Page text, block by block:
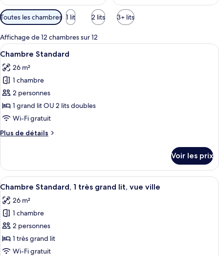
Filtres
disponibles
pour
les
chambres
Toutes les chambres 1 lit 2 lits 3+ lits
Affichage de 12 chambres sur 12
Afficher
toutes
les
photos
pour
ce
type
chambre :
Une chambre d’hôtel avec un
4
Chambre Standard
26 m²
1 chambre
2 personnes
1 grand lit OU 2 lits doubles
Wi-Fi gratuit
Plus de détails
Plus
le
type
de
Chambre
Standard
Voir les prix
Afficher
toutes
les
photos
pour
ce
type
Une chambre d’hôtel avec un grand
4
Chambre Standard, 1 très grand lit, vue ville
26 m²
1 chambre
2 personnes
1 très grand lit
Wi-Fi gratuit